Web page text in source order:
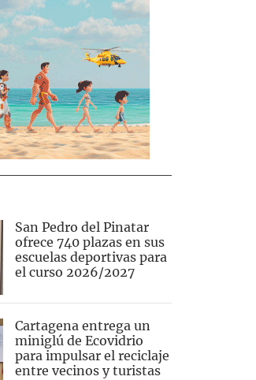
San Pedro del Pinatar
ofrece 740 plazas en sus
escuelas deportivas para
el curso 2026/2027
Cartagena entrega un
miniglú de Ecovidrio
para impulsar el reciclaje
entre vecinos y turistas